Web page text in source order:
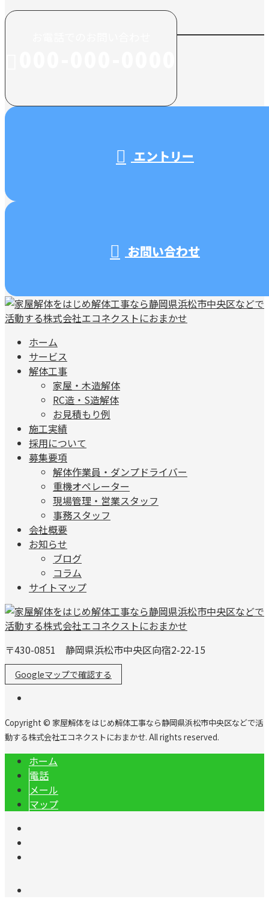
エントリー
お問い合わせ
ホーム
サービス
解体工事
家屋・木造解体
RC造・S造解体
お見積もり例
施工実績
採用について
募集要項
解体作業員・ダンプドライバー
重機オペレーター
現場管理・営業スタッフ
事務スタッフ
会社概要
お知らせ
ブログ
コラム
サイトマップ
〒430-0851 静岡県浜松市中央区向宿2-22-15
Googleマップで確認する
Copyright © 家屋解体をはじめ解体工事なら静岡県浜松市中央区などで活
動する株式会社エコネクストにおまかせ. All rights reserved.
ホーム
電話
メール
マップ